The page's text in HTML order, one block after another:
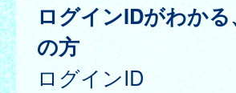
ログインIDがわか
の方
ログインID